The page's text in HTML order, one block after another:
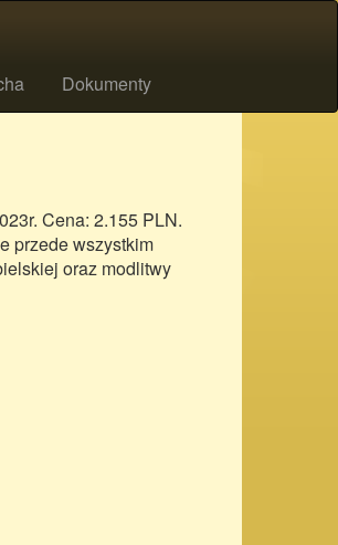
Dokumenty
Cena: 2.155 PLN.
przede wszystkim
oraz modlitwy